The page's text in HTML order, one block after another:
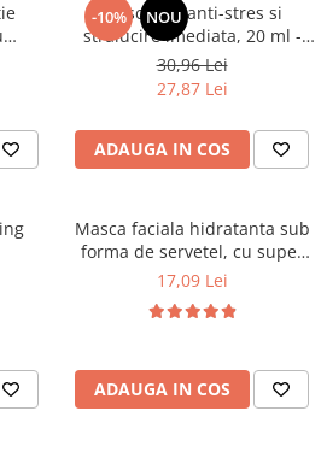
-10% NOU
Masca gel anti-stres si
stralucire imediata, 20 ml -
HADA LABO TOKYO PREMIUM
30,96 Lei
27,87 Lei
ADAUGA IN COS
Masca faciala hidratanta sub
forma de servetel, cu super
hyaluronic acid, 20 ml - Hada
17,09 Lei
ADAUGA IN COS